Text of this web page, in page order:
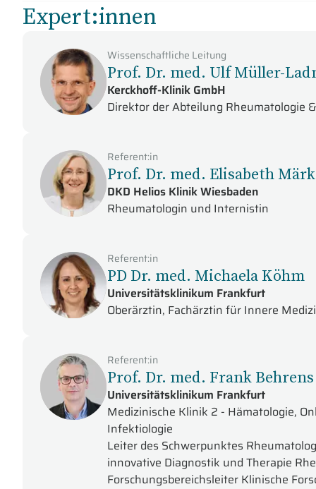
Expert:innen
Wissenschaftliche Leitung
Prof. Dr. med. Ulf Müller-
Kerckhoff-Klinik GmbH
Direktor der Abteilung Rheumatologie
Referent:in
Prof. Dr. med. Elisabeth
DKD Helios Klinik Wiesbaden
Rheumatologin und Internistin
Referent:in
PD Dr. med. Michaela Köhm
Universitätsklinikum Frankfurt
Oberärztin, Fachärztin für Innere
Referent:in
Prof. Dr. med. Frank Behrens
Universitätsklinikum Frankfurt
Medizinische Klinik 2 - Hämatologie,
Infektiologie
Leiter des Schwerpunktes
innovative Diagnostik und Therapie
Forschungsbereichsleiter Klinische